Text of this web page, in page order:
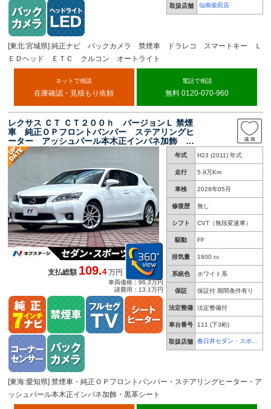
取扱店舗 仙南柴田店
[東北:宮城県] 純正ナビ バックカメラ 禁煙車 ドラレコ スマートキー Ｌ
ＥＤヘッド ＥＴＣ クルコン オートライト
ネットで相談
在庫確認・見積もり依頼
電話で相談
無料 0120-070-960
レクサス ＣＴ ＣＴ２００ｈ バージョンＬ 禁煙
車 純正ＯＰフロントバンパー ステアリングヒ
ーター アッシュパール本木正インパネ加飾 黒
革シート シートヒーター パワーシート クリ
アランスソナー ＬＥＤヘッドライト 純正１７
インチホイール
年式 H23 (2011) 年式
走行 5.9万Km
車検 2028年05月
修復歴 無し
シフト CVT（無段変速車）
駆動 FF
排気量 1800 cc
系統色 ホワイト系
保証 保証付 期間条件有り
法定整備 法定整備付
車台番号 111 (下3桁)
取扱店舗
春日井セダン・スポー
支払総額109.4 万円
車両価格：96.3万円
諸費用：13.1万円
[東海:愛知県] 禁煙車・純正ＯＰフロントバンパー・ステアリングヒーター・ア
ッシュパール本木正インパネ加飾・黒革シート